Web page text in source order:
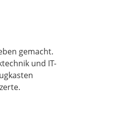
gemacht.
und IT-